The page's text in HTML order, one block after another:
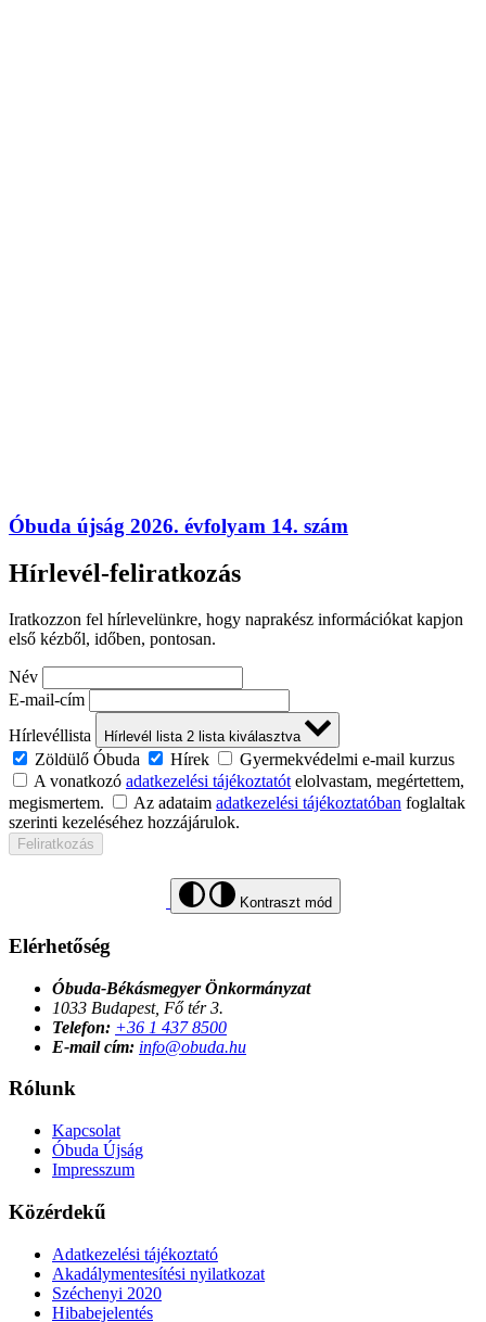
Óbuda újság 2026. évfolyam 14. szám
Hírlevél-feliratkozás
Iratkozzon fel hírlevelünkre, hogy naprakész információkat kapjon
első kézből, időben, pontosan.
Név
E-mail-cím
Hírlevéllista
Hírlevél lista 2 lista kiválasztva
Zöldülő Óbuda Hírek
Gyermekvédelmi e-mail kurzus
A vonatkozó adatkezelési tájékoztatót elolvastam, megértettem,
megismertem.
Az adataim adatkezelési tájékoztatóban foglaltak
szerinti kezeléséhez hozzájárulok.
Feliratkozás
Kontraszt mód
Elérhetőség
Óbuda-Békásmegyer Önkormányzat
1033 Budapest, Fő tér 3.
Telefon: +36 1 437 8500
E-mail cím: info@obuda.hu
Rólunk
Kapcsolat
Óbuda Újság
Impresszum
Közérdekű
Adatkezelési tájékoztató
Akadálymentesítési nyilatkozat
Széchenyi 2020
Hibabejelentés